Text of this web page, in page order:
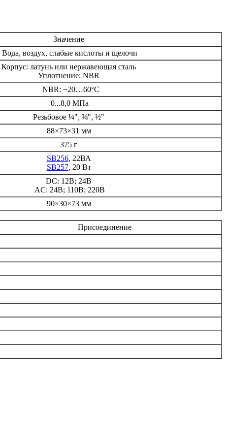
Значение
Вода, воздух, слабые кислоты и щелочи
Корпус: латунь или нержавеющая сталь
Уплотнение: NBR
NBR: −20…60°C
0...8,0 MПa
Резьбовое ¼", ⅜", ½"
88×73×31 мм
375 г
SB256, 22ВА
SB257, 20 Вт
DC: 12В; 24В
AC: 24В; 110В; 220В
90×30×73 мм
Присоединение